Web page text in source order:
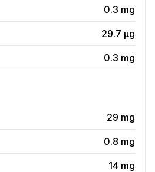
0.3 mg
29.7 µg
0.3 mg
29 mg
0.8 mg
14 mg